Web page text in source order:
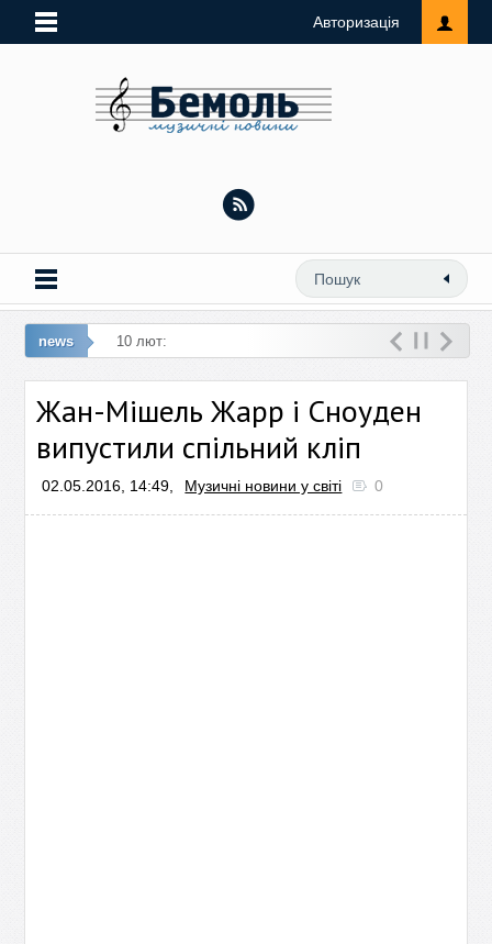
Авторизація
news 10 лют: Виконавиця ремейку «Люби
Жан-Мішель Жарр і Сноуден
випустили спільний кліп
02.05.2016, 14:49, Музичні новини у світі 0